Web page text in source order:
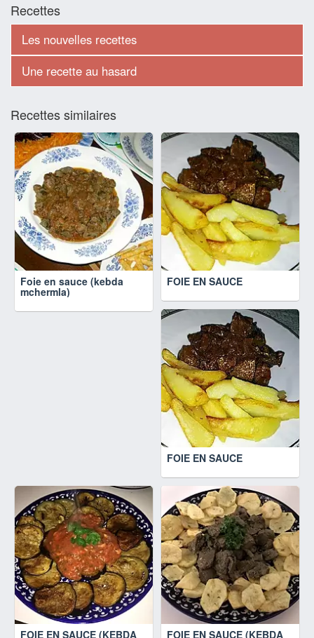
Recettes
Les nouvelles recettes
Une recette au hasard
Recettes similaires
Foie en sauce (kebda
mchermla)
FOIE EN SAUCE
FOIE EN SAUCE
FOIE EN SAUCE (KEBDA FOIE EN SAUCE (KEBDA